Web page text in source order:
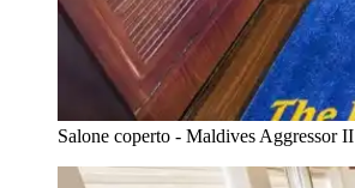
Salone coperto - Maldives Aggressor II